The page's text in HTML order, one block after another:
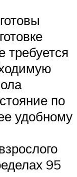
требуется
по
удобному
95